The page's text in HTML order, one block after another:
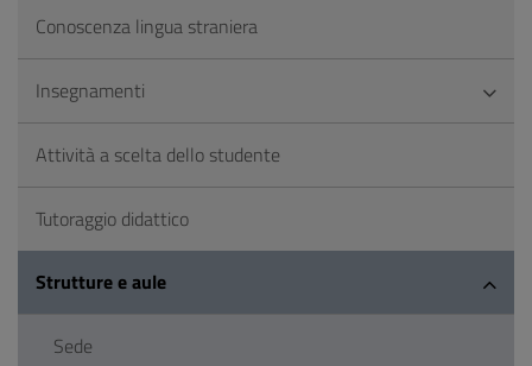
Conoscenza lingua straniera
Insegnamenti
Attività a scelta dello studente
Tutoraggio didattico
Strutture e aule
Sede